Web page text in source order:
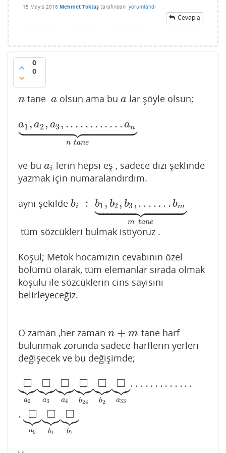
15 Mayıs 2016 Mehmet Toktaş tarafından yorumlandı
Cevapla
0
0
n
ntane a
a olsun ama bua
a lar şöyle olsun;
a1 , a2 , a3 , .. . . .. . .. . . . an
 

 
n tane
a1 ,a2,a 3,.... .. .. .. .. a n ⏟nt a n e
ve bu ai
ai lerin hepsi eş , sadece dizi şeklinde
yazmak için numaralandırdım.
aynı şekilde bi : b1 , b2 , b3 ,. . . .. . . bm
 

 
m tane
bi b1 b2 ,b3,. ..... b m ⏟ mt a ne
tüm sözcükleri bulmak istiyoruz .
Koşul; Metok hocamızın cevabının özel
bölümü olarak, tüm elemanlar sırada olmak
koşulu ile sözcüklerin cins sayısını
belirleyeceğiz.
O zaman ,her zaman n + m
n+m
tane harf
bulunmak zorunda sadece harflerın yerlerı
değişecek ve bu değişimde;
□
 

a2
□
 

a3
□
 

a4
□
 

b24
□
 

b2
□
 

a33
. . . .. . .. . . .. .
. □
 

a0
□
 

b1
□
 

b7
◻⏟ ◻⏟ 3◻ a4 ⏟b ◻⏟ b 2 ◻ ⏟ a 33 .. .. .. .. ..